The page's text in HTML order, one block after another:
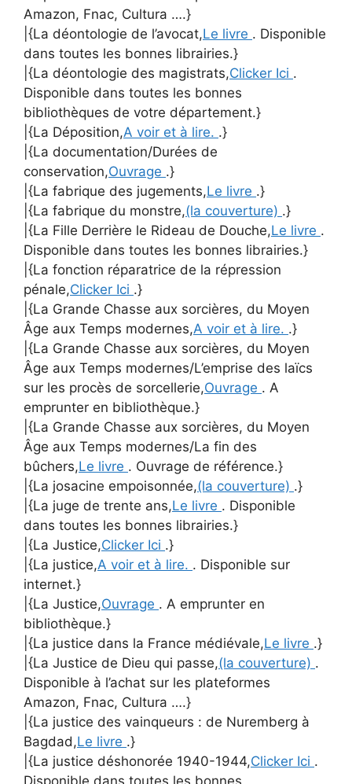
Amazon, Fnac, Cultura ….}
|{La déontologie de l’avocat,Le livre . Disponible
dans toutes les bonnes librairies.}
|{La déontologie des magistrats,Clicker Ici .
Disponible dans toutes les bonnes
bibliothèques de votre département.}
|{La Déposition,A voir et à lire. .}
|{La documentation/Durées de
conservation,Ouvrage .}
|{La fabrique des jugements,Le livre .}
|{La fabrique du monstre,(la couverture) .}
|{La Fille Derrière le Rideau de Douche,Le livre .
Disponible dans toutes les bonnes librairies.}
|{La fonction réparatrice de la répression
pénale,Clicker Ici .}
|{La Grande Chasse aux sorcières, du Moyen
Âge aux Temps modernes,A voir et à lire. .}
|{La Grande Chasse aux sorcières, du Moyen
Âge aux Temps modernes/L’emprise des laïcs
sur les procès de sorcellerie,Ouvrage . A
emprunter en bibliothèque.}
|{La Grande Chasse aux sorcières, du Moyen
Âge aux Temps modernes/La fin des
bûchers,Le livre . Ouvrage de référence.}
|{La josacine empoisonnée,(la couverture) .}
|{La juge de trente ans,Le livre . Disponible
dans toutes les bonnes librairies.}
|{La Justice,Clicker Ici .}
|{La justice,A voir et à lire. . Disponible sur
internet.}
|{La Justice,Ouvrage . A emprunter en
bibliothèque.}
|{La justice dans la France médiévale,Le livre .}
|{La Justice de Dieu qui passe,(la couverture) .
Disponible à l’achat sur les plateformes
Amazon, Fnac, Cultura ….}
|{La justice des vainqueurs : de Nuremberg à
Bagdad,Le livre .}
|{La justice déshonorée 1940-1944,Clicker Ici .
Disponible dans toutes les bonnes